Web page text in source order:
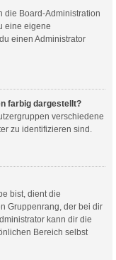
die Board-Administration
eine eigene
einen Administrator
farbig dargestellt?
verschiedene
zu identifizieren sind.
bist, dient die
Gruppenrang, der bei dir
kann dir die
Bereich selbst